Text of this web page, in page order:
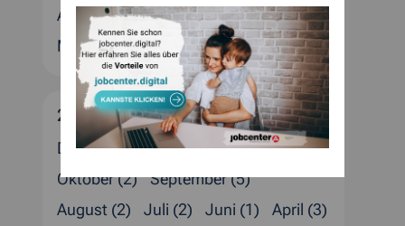
August (4)
Juli (1) Juni (1)
April (6)
März (6)
Februar (4) Januar (2)
2019
Dezember (6)
November (1)
Oktober (2)
September (5)
August (2)
Juli (2) Juni (1)
April (3)